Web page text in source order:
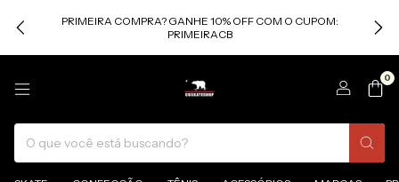
PRIMEIRA COMPRA? GANHE 10% OFF COM O CUPOM:
PRIMEIRACB
0